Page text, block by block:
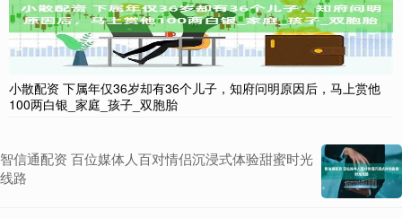
小散配资 下属年仅36岁却有36个儿子，知府问明原因后，马上赏他
100两白银_家庭_孩子_双胞胎
智信通配资 百位媒体人百对情侣沉浸式体验甜蜜时光
线路